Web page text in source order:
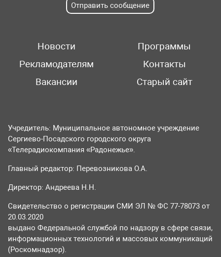
Отправить сообщение
Новости
Программы
Рекламодателям
Контакты
Вакансии
Старый сайт
Учредитель: Муниципальное автономное учреждение
Сергиево-Посадского городского округа
«Телерадиокомпания «Радонежье».
Главный редактор: Перевозникова О.А.
Директор: Андреева Н.Н.
Свидетельство о регистрации СМИ ЭЛ № ФС 77-78073 от
20.03.2020
выдано Федеральной службой по надзору в сфере связи,
информационных технологий и массовых коммуникаций
(Роскомнадзор).